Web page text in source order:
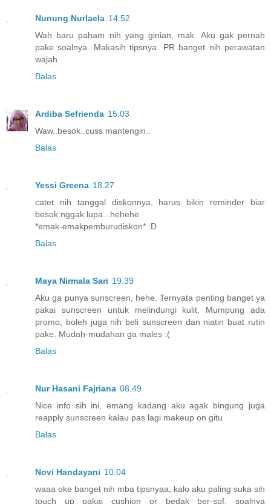
Nunung Nurlaela 14.52
Wah baru paham nih yang ginian, mak. Aku gak pernah
pake soalnya. Makasih tipsnya. PR banget nih perawatan
wajah
Balas
Ardiba Sefrienda 15.03
Waw..besok..cuss mantengin..
Balas
Yessi Greena 18.27
catet nih tanggal diskonnya, harus bikin reminder biar
besok nggak lupa...hehehe
*emak-emakpemburudiskon* :D
Balas
Maya Nirmala Sari 19.39
Aku ga punya sunscreen, hehe. Ternyata penting banget ya
pakai sunscreen untuk melindungi kulit. Mumpung ada
promo, boleh juga nih beli sunscreen dan niatin buat rutin
pake. Mudah-mudahan ga males :(
Balas
Nur Hasani Fajriana 08.49
Nice info sih ini, emang kadang aku agak bingung juga
reapply sunscreen kalau pas lagi makeup on gitu
Balas
Novi Handayani 10.04
waaa oke banget nih mba tipsnyaa, kalo aku paling suka sih
touch up pakai cushion or bedak ber-spf, soalnya